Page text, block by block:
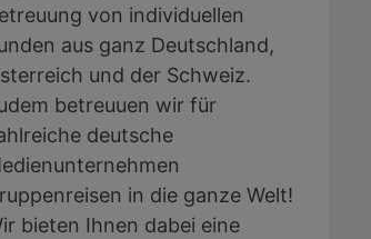
von individuellen
aus ganz Deutschland,
und der Schweiz.
betreuuen wir für
deutsche
in die ganze Welt!
bieten Ihnen dabei eine